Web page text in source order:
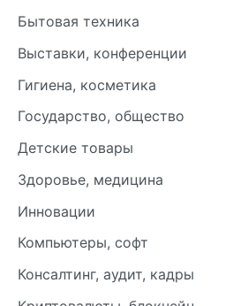
Бытовая техника
Выставки, конференции
Гигиена, косметика
Государство, общество
Детские товары
Здоровье, медицина
Инновации
Компьютеры, софт
Консалтинг, аудит, кадры